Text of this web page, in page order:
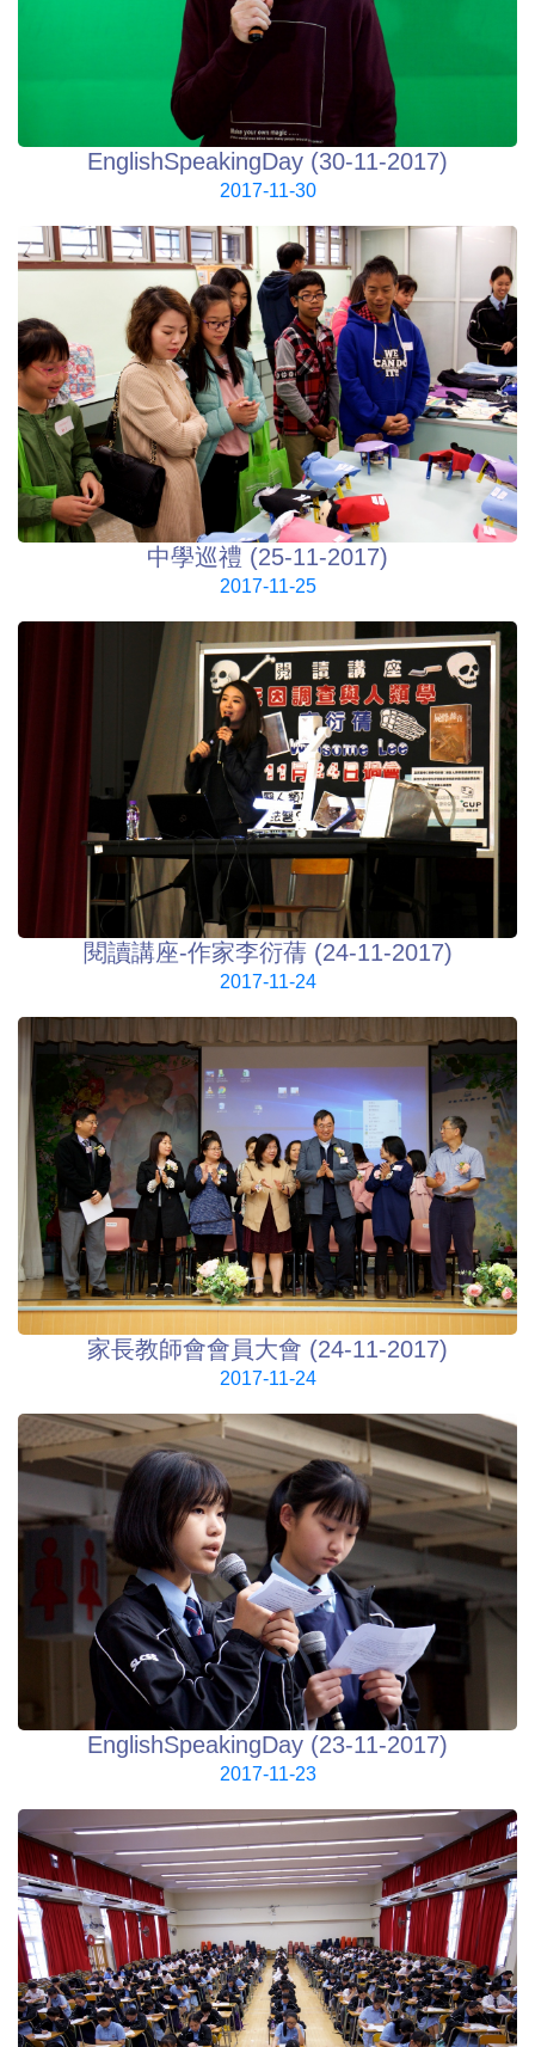
EnglishSpeakingDay (30-11-2017)
2017-11-30
中學巡禮 (25-11-2017)
2017-11-25
閱讀講座-作家李衍蒨 (24-11-2017)
2017-11-24
家長教師會會員大會 (24-11-2017)
2017-11-24
EnglishSpeakingDay (23-11-2017)
2017-11-23